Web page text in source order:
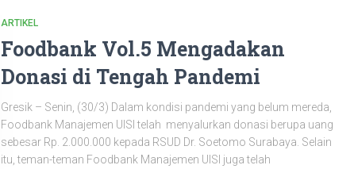
ARTIKEL
Foodbank Vol.5 Mengadakan
Donasi di Tengah Pandemi
Gresik – Senin, (30/3) Dalam kondisi pandemi yang belum mereda,
Foodbank Manajemen UISI telah menyalurkan donasi berupa uang
sebesar Rp. 2.000.000 kepada RSUD Dr. Soetomo Surabaya. Selain
itu, teman-teman Foodbank Manajemen UISI juga telah